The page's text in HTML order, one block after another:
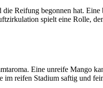
Reifung begonnen hat.
spielt eine Rolle,
Eine unreife Mango
reifen Stadium saftig und